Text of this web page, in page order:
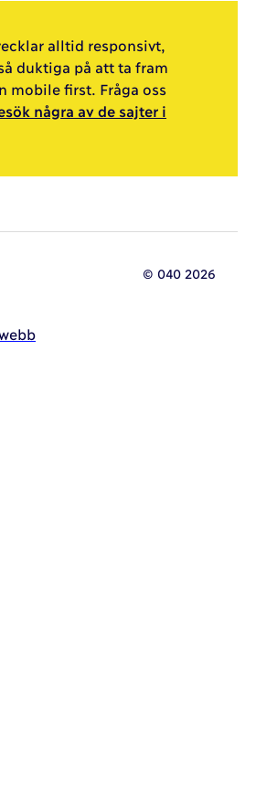
alltid responsivt,
duktiga på att ta fram
mobile first. Fråga oss
några av de sajter i
© 040 2026